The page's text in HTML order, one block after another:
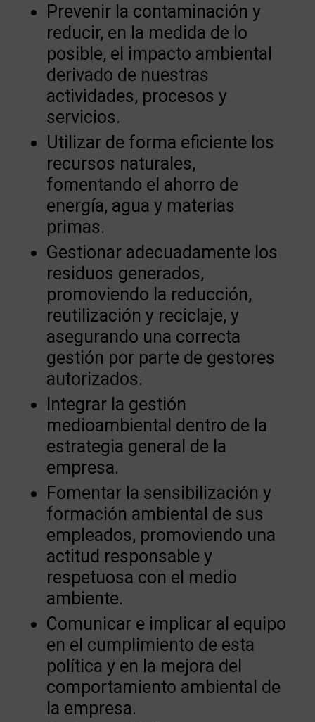
Prevenir la contaminación y
reducir, en la medida de lo
posible, el impacto ambiental
derivado de nuestras
actividades, procesos y
servicios.
Utilizar de forma eficiente los
recursos naturales,
fomentando el ahorro de
energía, agua y materias
primas.
Gestionar adecuadamente los
residuos generados,
promoviendo la reducción,
reutilización y reciclaje, y
asegurando una correcta
gestión por parte de gestores
autorizados.
Integrar la gestión
medioambiental dentro de la
estrategia general de la
empresa.
Fomentar la sensibilización y
formación ambiental de sus
empleados, promoviendo una
actitud responsable y
respetuosa con el medio
ambiente.
Comunicar e implicar al equipo
en el cumplimiento de esta
política y en la mejora del
comportamiento ambiental de
la empresa.